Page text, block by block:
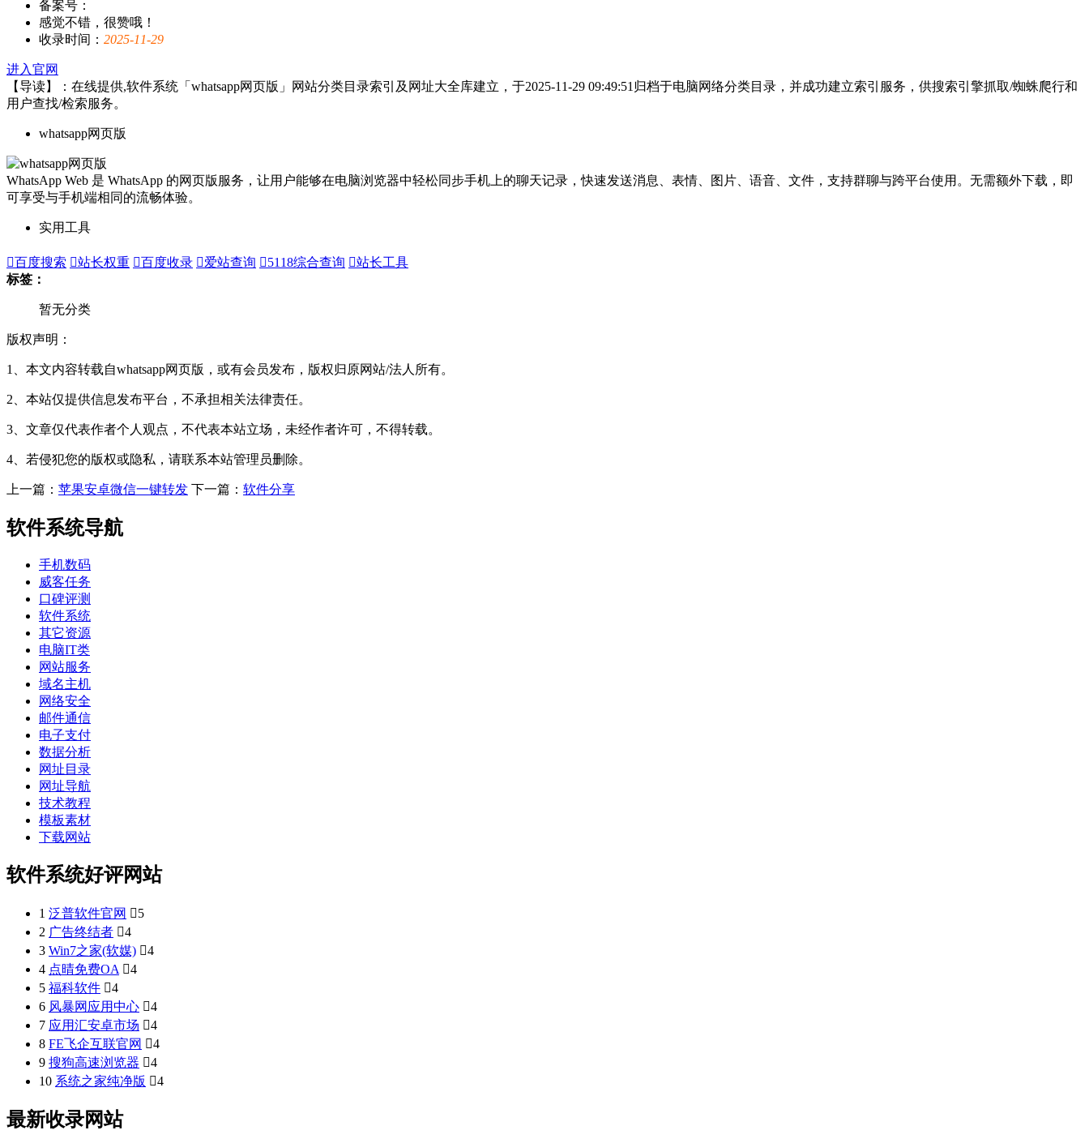
备案号：
感觉不错，很赞哦！
收录时间： 2025-11-29
进入官网
【导读】：在线提供,软件系统「whatsapp网页版」网站分类目录索引及网址大全库建立，于2025-11-29 09:49:51归档于电脑网络分类目录，并成功建立索引服务，供搜索引擎抓取/蜘蛛爬行和
用户查找/检索服务。
whatsapp网页版
WhatsApp Web 是 WhatsApp 的网页版服务，让用户能够在电脑浏览器中轻松同步手机上的聊天记录，快速发送消息、表情、图片、语音、文件，支持群聊与跨平台使用。无需额外下载，即
可享受与手机端相同的流畅体验。
实用工具
百度搜索 站长权重 百度收录 爱站查询 5118综合查询 站长工具
标签：
暂无分类
版权声明：
1、本文内容转载自whatsapp网页版，或有会员发布，版权归原网站/法人所有。
2、本站仅提供信息发布平台，不承担相关法律责任。
3、文章仅代表作者个人观点，不代表本站立场，未经作者许可，不得转载。
4、若侵犯您的版权或隐私，请联系本站管理员删除。
上一篇： 苹果安卓微信一键转发 下一篇： 软件分享
软件系统导航
手机数码
威客任务
口碑评测
软件系统
其它资源
电脑IT类
网站服务
域名主机
网络安全
邮件通信
电子支付
数据分析
网址目录
网址导航
技术教程
模板素材
下载网站
软件系统好评网站
1 泛普软件官网 5
2 广告终结者 4
3 Win7之家(软媒) 4
4 点晴免费OA 4
5 福科软件 4
6 风暴网应用中心 4
7 应用汇安卓市场 4
8 FE飞企互联官网 4
9 搜狗高速浏览器 4
10 系统之家纯净版 4
最新收录网站